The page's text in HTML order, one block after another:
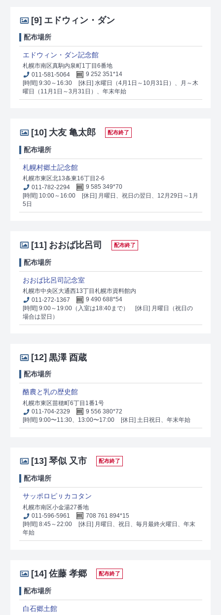
[9] エドウィン・ダン
配布場所
エドウィン・ダン記念館
札幌市南区真駒内泉町1丁目6番地
011-581-5064
9 252 351*14
[時間] 9:30～16:30
[休日] 水曜日（4月1日～10月31日）、月～木
曜日（11月1日～3月31日）、年末年始
[10] 大友 亀太郎 配布終了
配布場所
札幌村郷土記念館
札幌市東区北13条東16丁目2-6
011-782-2294
9 585 349*70
[時間] 10:00～16:00
[休日] 月曜日、祝日の翌日、12月29日～1月
5日
[11] おおば比呂司 配布終了
配布場所
おおば比呂司記念室
札幌市中央区大通西13丁目札幌市資料館内
011-272-1367
9 490 688*54
[時間] 9:00～19:00（入室は18:40まで）
[休日] 月曜日（祝日の
場合は翌日）
[12] 黒澤 酉蔵
配布場所
酪農と乳の歴史館
札幌市東区苗穂町6丁目1番1号
011-704-2329
9 556 380*72
[時間] 9:00〜11:30、13:00〜17:00
[休日] 土日祝日、年末年始
[13] 琴似 又市 配布終了
配布場所
サッポロピㇼカコタン
札幌市南区小金湯27番地
011-596-5961
708 761 894*15
[時間] 8:45～22:00
[休日] 月曜日、祝日、毎月最終火曜日、年末
年始
[14] 佐藤 孝郷 配布終了
配布場所
白石郷土館